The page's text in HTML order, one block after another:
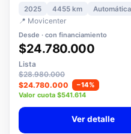
3008 HYBRID 300 4X4 1.6 AUT
2025 4455 km
📍 Movicenter
Desde · con financiamiento
$24.780.000
Lista
$28.980.000
$24.780.000
−14%
Valor cuota $541.614